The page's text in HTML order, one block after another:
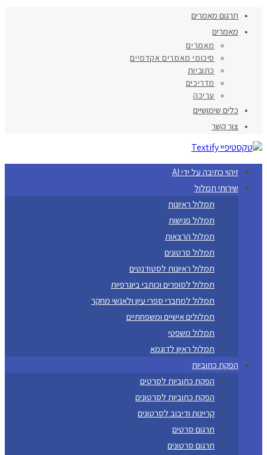
תרגום מאמרים
מאמרים
מאמרים
סיכומי מאמרים אקדמיים
כתוביות
מדריכים
עריכה
כלים שימושיים
צור קשר
זיהוי כתיבה על ידי AI
שירותי תמלול
תמלול ראיונות
תמלול פגישות
תמלול הרצאות
תמלול סרטונים
תמלול ראיונות לסטודנטים
תמלול לסופרים וכותבי ביוגרפיות
תמלול למחברי ספרי עיון ולאנשי מחקר
תמלולים אישיים ומשפחתיים
תמלול משפטי
תמלול ראיון לדוגמא
הפקת כתוביות
הפקת כתוביות לסרטים
הפקת כתוביות לסרטונים
קריינות ודיבוב לסרטונים
תרגום סרטים
תרגום סרטונים